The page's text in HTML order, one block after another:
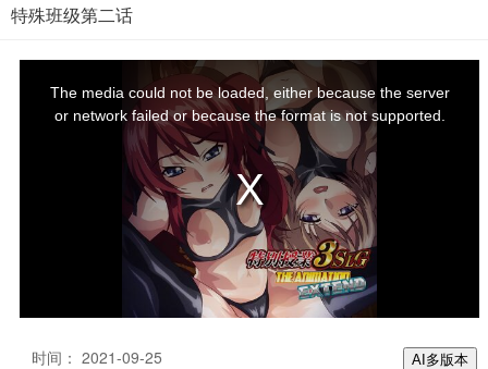
特殊班级第二话
AI多版本
时间： 2021-09-25